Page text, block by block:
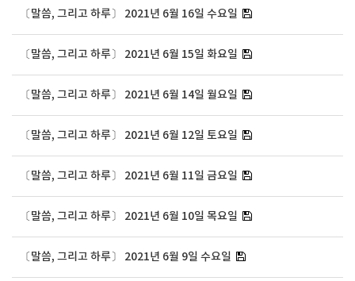
〔말씀, 그리고 하루〕 2021년 6월 16일 수요일
〔말씀, 그리고 하루〕 2021년 6월 15일 화요일
〔말씀, 그리고 하루〕 2021년 6월 14일 월요일
〔말씀, 그리고 하루〕 2021년 6월 12일 토요일
〔말씀, 그리고 하루〕 2021년 6월 11일 금요일
〔말씀, 그리고 하루〕 2021년 6월 10일 목요일
〔말씀, 그리고 하루〕 2021년 6월 9일 수요일